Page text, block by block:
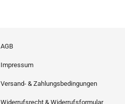
AGB
Impressum
Versand- & Zahlungsbedingungen
Widerrufsrecht & Widerrufsformular